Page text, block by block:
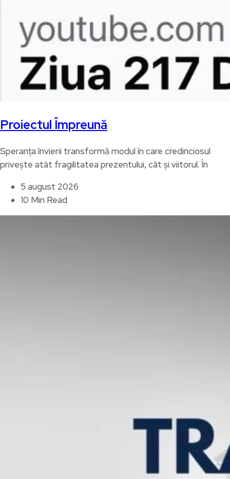
Proiectul Împreună
Speranța învierii transformă modul în care credinciosul
privește atât fragilitatea prezentului, cât și viitorul. În
5 august 2026
10 Min Read